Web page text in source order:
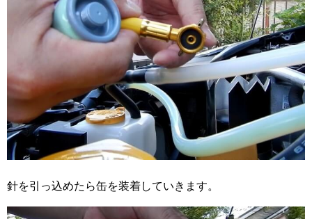
針を引っ込めたら缶を装着していきます。